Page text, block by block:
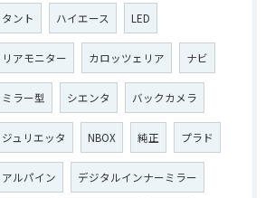
タント ハイエース LED
リアモニター カロッツェリア ナビ
ミラー型 シエンタ バックカメラ
ジュリエッタ NBOX 純正 プラド
アルパイン デジタルインナーミラー